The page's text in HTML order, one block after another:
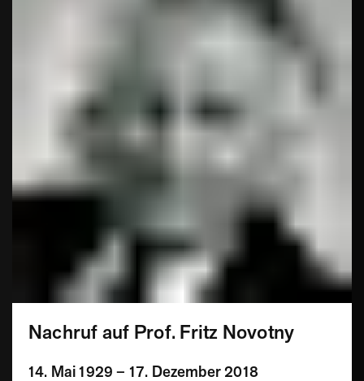
Nachruf auf Prof. Fritz Novotny
14. Mai 1929 – 17. Dezember 2018